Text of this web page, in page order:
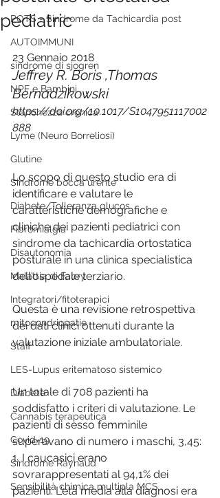
POTS - Sindrome da Tachicardia post
AUTOIMMUNI
sindrome di sjogren
NPF e Bambini
Stanchezza cronica
Lyme (Neuro Borreliosi)
Glutine
Sindrome bocca urente
Diabete/Tolleranza glucos
Fibromialgia
Disautonomia
Malattia di Fabry
Integratori/fitoterapici
mitocondriopatie
Staff
LES-Lupus eritematoso sistemico
Diabete
Cannabis terapeutica
Covid-19
Sindrome Raynaud
Sensibilità chimica multipla MCS
pediatric
23 Gennaio 2018
Jeffrey R. Boris ,Thomas
Bernadzikowski
https://doi.org/10.1017/S1047951117002
888
Lo scopo di questo studio era di
identificare e valutare le
caratteristiche demografiche e
cliniche dei pazienti pediatrici con
sindrome da tachicardia ortostatica
posturale in una clinica specialistica
dell'ospedale terziario.
Questa è una revisione retrospettiva
dei dati clinici ottenuti durante la
valutazione iniziale ambulatoriale.
Un totale di 708 pazienti ha
soddisfatto i criteri di valutazione. Le
pazienti di sesso femminile
superavano di numero i maschi, 3,45:
1. I caucasici erano
sovrarappresentati al 94,1% dei
pazienti. L'età media alla diagnosi era